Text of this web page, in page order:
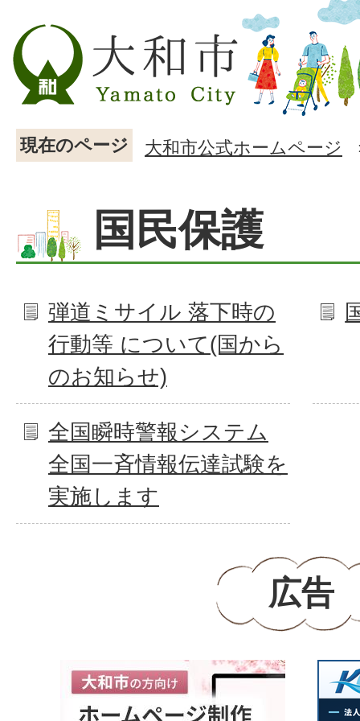
現在のページ 大和市公式ホームページ
国民保護
弾道ミサイル 落下時の
行動等 について(国から
のお知らせ)
全国瞬時警報システム
全国一斉情報伝達試験を
実施します
広告